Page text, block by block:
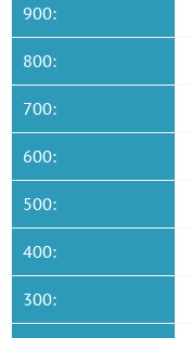
900:
800:
700:
600:
500:
400:
300: